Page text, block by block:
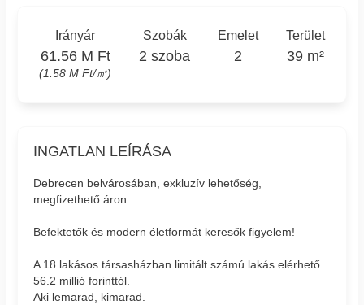
Irányár
61.56 M Ft
(1.58 M Ft/㎡)
Szobák
2 szoba
Emelet
2
Terület
39 m²
INGATLAN LEÍRÁSA
Debrecen belvárosában, exkluzív lehetőség,
megfizethető áron.
Befektetők és modern életformát keresők figyelem!
A 18 lakásos társasházban limitált számú lakás elérhető
56.2 millió forinttól.
Aki lemarad, kimarad.